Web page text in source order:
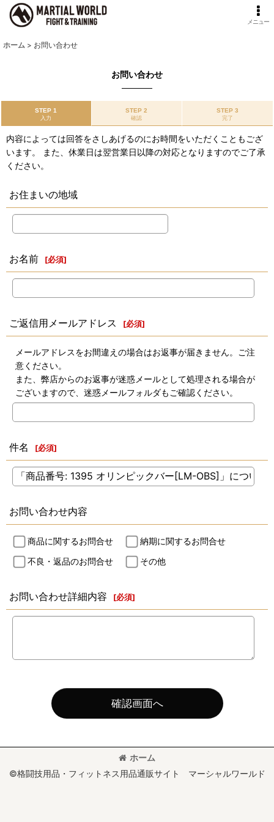
メニュー
ホーム > お問い合わせ
お問い合わせ
STEP 1
入力
STEP 2
確認
STEP 3
完了
内容によっては回答をさしあげるのにお時間をいただくこともござ
います。 また、休業日は翌営業日以降の対応となりますのでご了承
ください。
お住まいの地域
お名前 [必須]
ご返信用メールアドレス [必須]
メールアドレスをお間違えの場合はお返事が届きません。ご注
意ください。
また、弊店からのお返事が迷惑メールとして処理される場合が
ございますので、迷惑メールフォルダもご確認ください。
件名 [必須]
お問い合わせ内容
商品に関するお問合せ
納期に関するお問合せ
不良・返品のお問合せ
その他
お問い合わせ詳細内容 [必須]
確認画面へ
ホーム
©格闘技用品・フィットネス用品通販サイト マーシャルワールド